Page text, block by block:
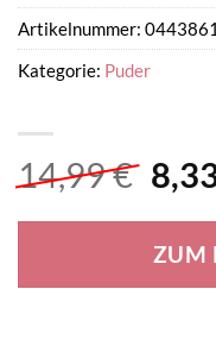
14,99€
ZUM
Artikelnummer:
Kategorie: Puder